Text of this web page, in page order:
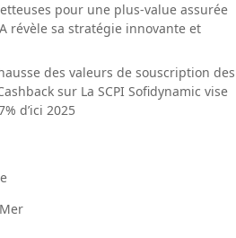
pour une plus-value assurée
révèle sa stratégie innovante et
des valeurs de souscription des
sur La SCPI Sofidynamic vise
d’ici 2025